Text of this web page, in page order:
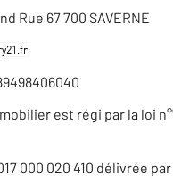
Rue 67 700 SAVERNE
est régi par la loi
000 020 410 délivrée par